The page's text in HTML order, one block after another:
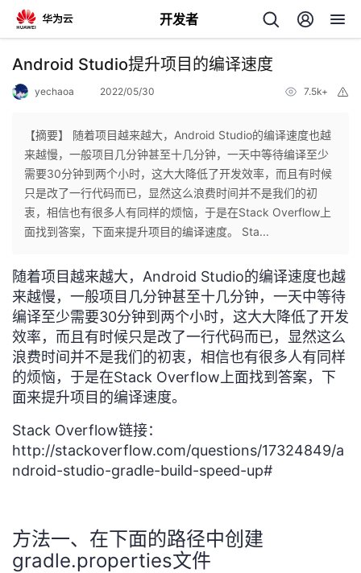
开发者
返
个
人
主
页
我
的
开
发
者
我
的
客
我
论
的
我
Android Studio提升项目的编译速度
yechaoa 2022/05/30 7.5k+
【摘要】 随着项目越来越大，Android Studio的编译速度也越
来越慢，一般项目几分钟甚至十几分钟，一天中等待编译至少
需要30分钟到两个小时，这大大降低了开发效率，而且有时候
只是改了一行代码而已，显然这么浪费时间并不是我们的初
衷，相信也有很多人有同样的烦恼，于是在Stack Overflow上
面找到答案，下面来提升项目的编译速度。 Sta...
随着项目越来越大，Android Studio的编译速度也越
来越慢，一般项目几分钟甚至十几分钟，一天中等待
编译至少需要30分钟到两个小时，这大大降低了开发
效率，而且有时候只是改了一行代码而已，显然这么
浪费时间并不是我们的初衷，相信也有很多人有同样
的烦恼，于是在Stack Overflow上面找到答案，下
面来提升项目的编译速度。
Stack Overflow链接：
http://stackoverflow.com/questions/17324849/a
ndroid-studio-gradle-build-speed-up#
方法一、在下面的路径中创建
gradle.properties文件